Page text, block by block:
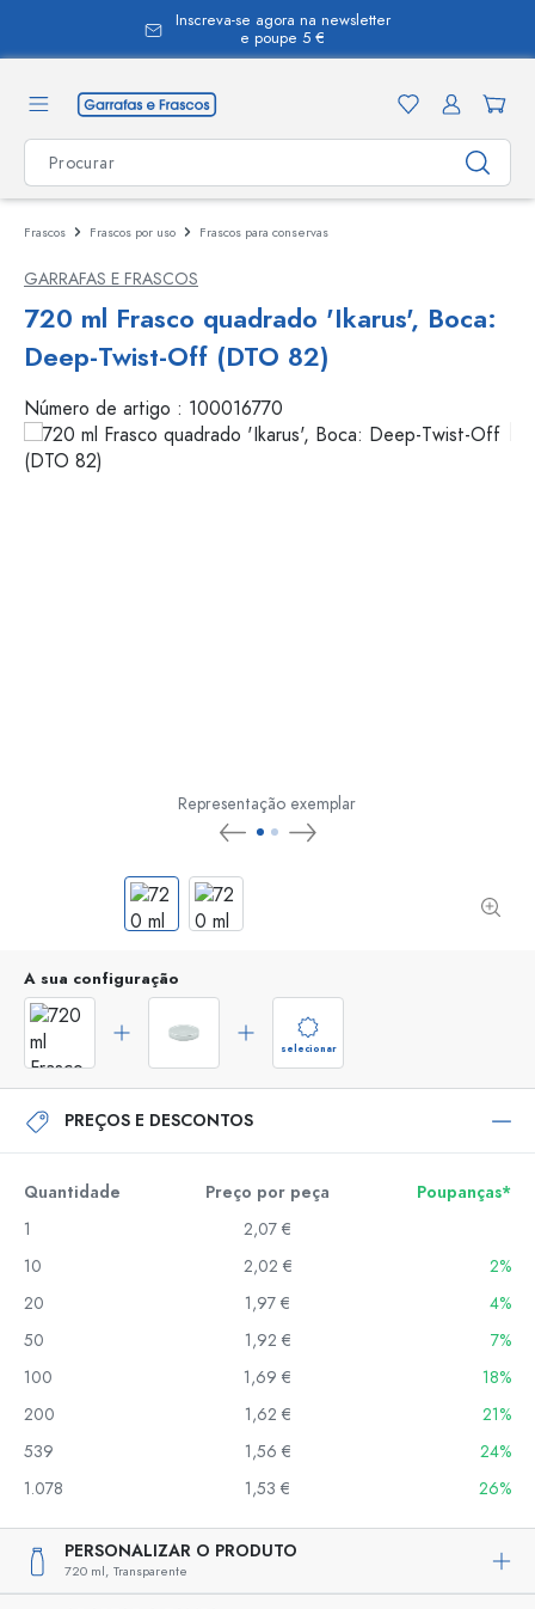
Inscreva-se agora na newsletter
e poupe 5 €
Frascos Frascos por uso Frascos para conservas
GARRAFAS E FRASCOS
720 ml Frasco quadrado 'Ikarus', Boca:
Deep-Twist-Off (DTO 82)
Número de artigo : 100016770
Representação exemplar
A sua configuração
selecionar
PREÇOS E DESCONTOS
Quantidade Preço por peça
Poupanças*
1
2,07 €
10
2,02 €
2%
20
1,97 €
4%
50
1,92 €
7%
100
1,69 €
18%
200
1,62 €
21%
539
1,56 €
24%
1.078
1,53 € 26%
PERSONALIZAR O PRODUTO
720 ml, Transparente